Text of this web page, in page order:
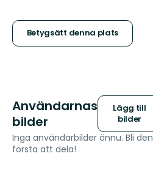
stjärnor
Betygsätt denna plats
Användarnas
bilder
Lägg till
bilder
Inga användarbilder ännu. Bli den
första att dela!